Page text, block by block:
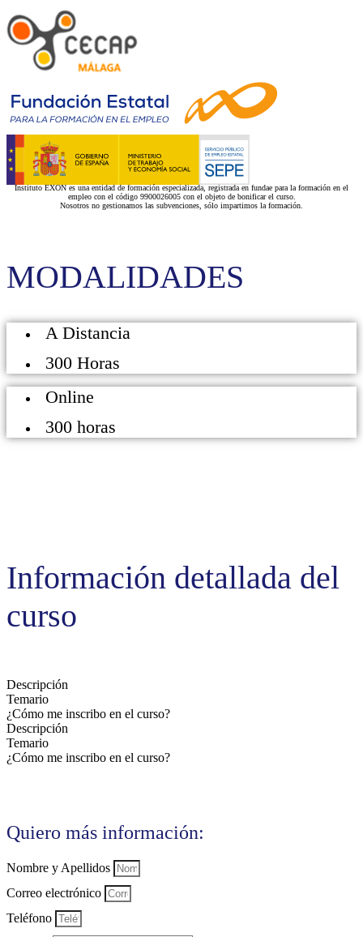
Instituto EXON es una entidad de formación especializada, registrada en fundae para la formación en el
empleo con el código 9900026005 con el objeto de bonificar el curso.
Nosotros no gestionamos las subvenciones, sólo impartimos la formación.
MODALIDADES
A Distancia
300 Horas
Online
300 horas
Información detallada del
curso
Descripción
Temario
¿Cómo me inscribo en el curso?
Descripción
Temario
¿Cómo me inscribo en el curso?
Quiero más información:
Nombre y Apellidos
Correo electrónico
Teléfono